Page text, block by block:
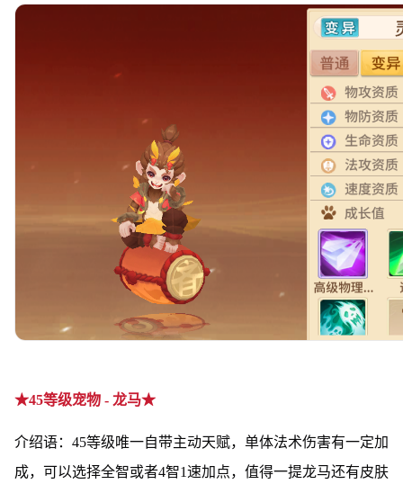
★45等级宠物 - 龙马★
介绍语：45等级唯一自带主动天赋，单体法术伤害有一定加
成，可以选择全智或者4智1速加点，值得一提龙马还有皮肤